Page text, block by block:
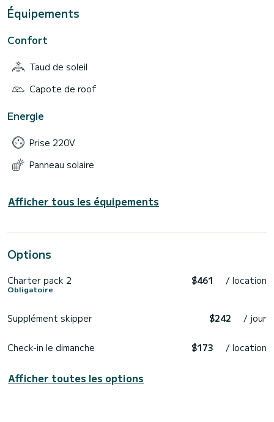
Équipements
Confort
Taud de soleil
Capote de roof
Energie
Prise 220V
Panneau solaire
Afficher tous les équipements
Options
Charter pack 2
Obligatoire
$461 / location
Supplément skipper $242 / jour
Check-in le dimanche $173 / location
Afficher toutes les options